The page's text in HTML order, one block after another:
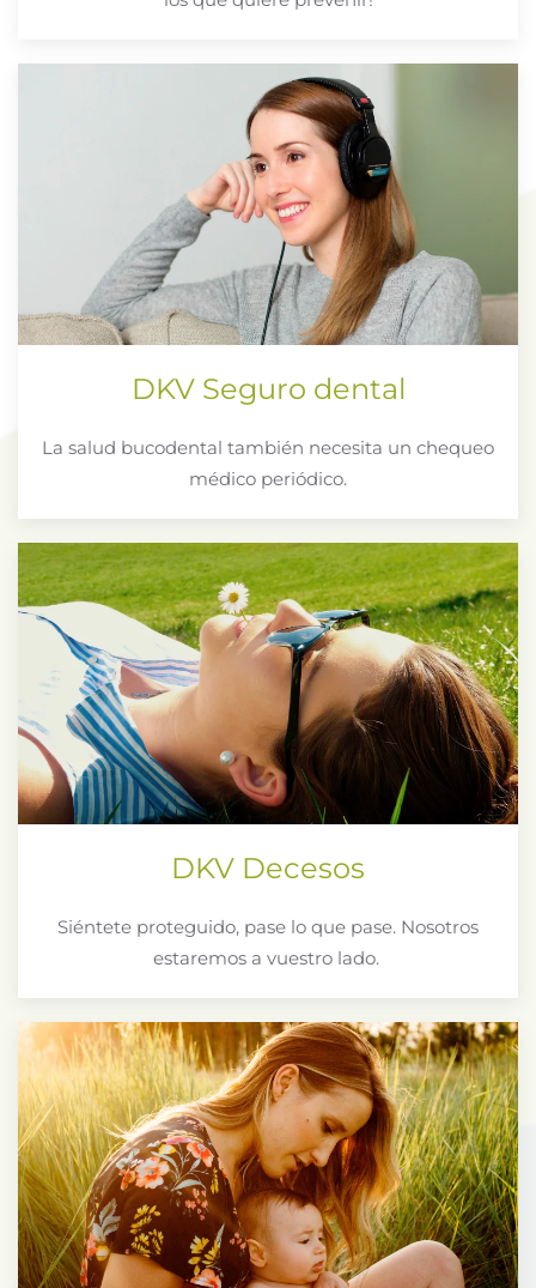
DKV Seguro dental
La salud bucodental también necesita un chequeo
médico periódico.
DKV Decesos
Siéntete proteguido, pase lo que pase. Nosotros
estaremos a vuestro lado.